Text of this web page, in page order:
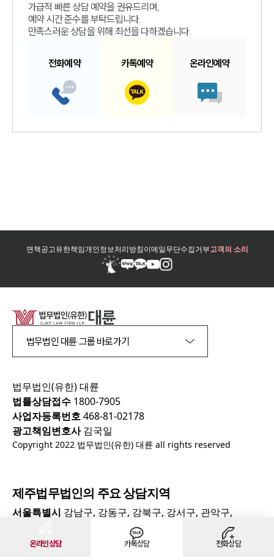
온라인상담 카톡상담 전화상담
가급적 빠른 상담 예약을 권유드리며,
예약 시간 준수를 부탁드립니다.
만족스러운 상담을 위해 최선을 다하겠습니다.
전화예약 카톡예약 온라인예약
면책공고유한책임개인정보처리방침이메일무단수집거부고객의 소리
법무법인 대륜 그룹 바로가기
법무법인(유한) 대륜
법률상담접수 1800-7905
사업자등록번호468-81-02178
광고책임변호사김국일
Copyright 2022 법무법인(유한) 대륜 all rights reserved
제주법무법인의 주요 상담지역
서울특별시 강남구, 강동구, 강북구, 강서구, 관악구,
광진구, 구로구, 금천구, 노원구, 도봉구, 동대문구, 동작구,
마포구, 서대문구, 서초구, 성동구, 성북구, 송파구, 양천구,